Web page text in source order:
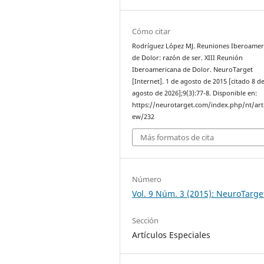
Cómo citar
Rodríguez López MJ. Reuniones
de Dolor: razón de ser. XIII Reunión
Iberoamericana de Dolor. NeuroTarget
[Internet]. 1 de agosto de 2015 [citado 8 de
agosto de 2026];9(3):77-8. Disponible en:
https://neurotarget.com/index.php/nt/
ew/232
Más formatos de cita
Número
Vol. 9 Núm. 3 (2015):
Sección
Artículos Especiales